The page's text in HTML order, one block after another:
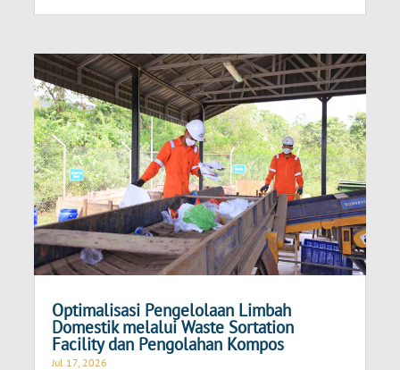
Optimalisasi Pengelolaan Limbah
Domestik melalui Waste Sortation
Facility dan Pengolahan Kompos
Jul 17, 2026